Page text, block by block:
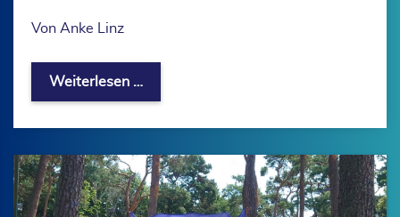
Von Anke Linz
Weiterlesen …Kreativnachmittag beim SV Berolina